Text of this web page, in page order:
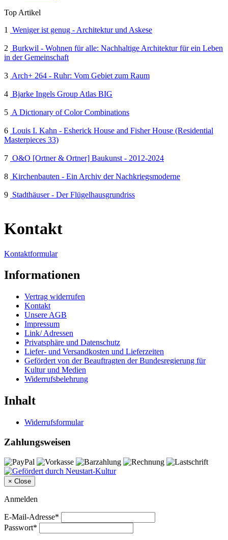
Top Artikel
1
Weniger ist genug - Architektur und Askese
2 Burkwil - Wohnen für alle: Nachhaltige Architektur für ein Leben
in der Gemeinschaft
3 Arch+ 264 - Ruhr: Vom Gebiet zum Raum
4 Bjarke Ingels Group Atlas BIG
5 A Dictionary of Color Combinations
6 Louis I. Kahn - Esherick House and Fisher House (Residential
Masterpieces 33)
7 O&O [Ortner & Ortner] Baukunst - 2012-2024
8 Kirchenbauten - Ein Archiv der Nachkriegsmoderne
9 Stadthäuser - Der Flügelhausgrundriss
Kontakt
Kontaktformular
Informationen
Vertrag widerrufen
Kontakt
Unsere AGB
Impressum
Link/ Adressen
Privatsphäre und Datenschutz
Liefer- und Versandkosten und Lieferzeiten
Gefördert von der Beauftragten der Bundesregierung für
Kultur und Medien
Widerrufsbelehrung
Inhalt
Widerrufsformular
Zahlungsweisen
× Close
Anmelden
E-Mail-Adresse*
Passwort*